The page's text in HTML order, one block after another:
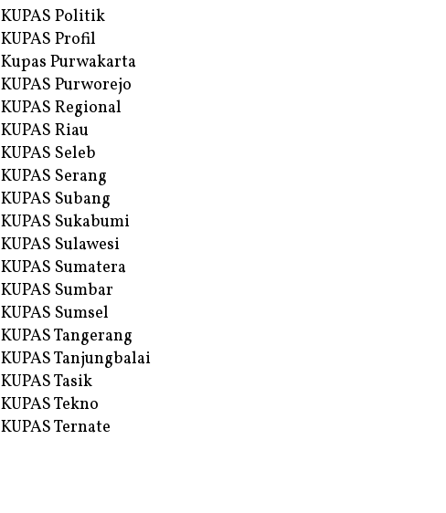
KUPAS Politik
KUPAS Profil
Kupas Purwakarta
KUPAS Purworejo
KUPAS Regional
KUPAS Riau
KUPAS Seleb
KUPAS Serang
KUPAS Subang
KUPAS Sukabumi
KUPAS Sulawesi
KUPAS Sumatera
KUPAS Sumbar
KUPAS Sumsel
KUPAS Tangerang
KUPAS Tanjungbalai
KUPAS Tasik
KUPAS Tekno
KUPAS Ternate